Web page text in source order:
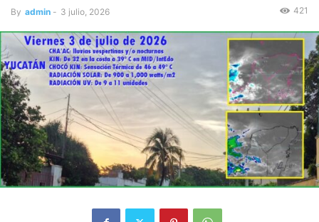
By admin - 3 julio, 2026 421